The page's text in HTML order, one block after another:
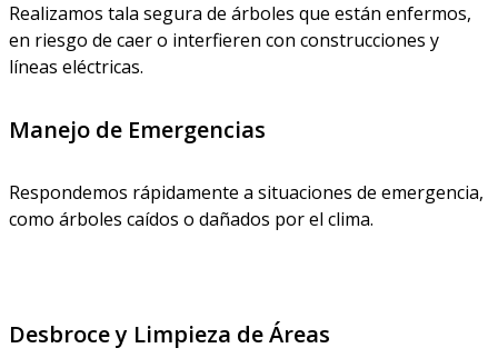
Realizamos tala segura de árboles que están enfermos,
en riesgo de caer o interfieren con construcciones y
líneas eléctricas.
Manejo de Emergencias
Respondemos rápidamente a situaciones de emergencia,
como árboles caídos o dañados por el clima.
Desbroce y Limpieza de Áreas